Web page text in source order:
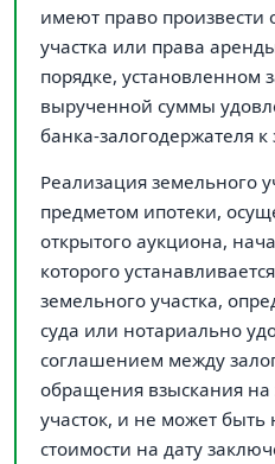
имеют право произвести
участка или права
порядке, установленном
вырученной суммы
банка-залогодержателя к
Реализация земельного
предметом ипотеки,
открытого аукциона,
которого
земельного участка,
суда или нотариально
соглашением между
обращения взыскания на
участок, и не может быть
стоимости на дату